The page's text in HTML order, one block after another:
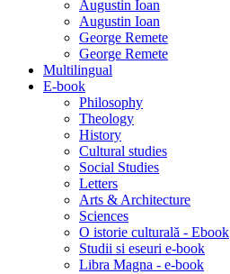
Augustin Ioan
Augustin Ioan
George Remete
George Remete
Multilingual
E-book
Philosophy
Theology
History
Cultural studies
Social Studies
Letters
Arts & Architecture
Sciences
O istorie culturală - Ebook
Studii si eseuri e-book
Libra Magna - e-book